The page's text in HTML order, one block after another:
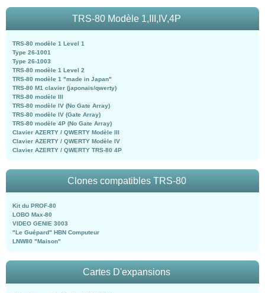
TRS-80 Modèle 1,III,IV,4P
TRS-80 modèle 1 Level 1
Type 26-1001
Type 26-1003
TRS-80 modèle 1 Level 2
TRS-80 modèle 1 "made in Japan"
TRS-80 M1 clavier (japonais/qwerty)
TRS-80 modèle III
TRS-80 modèle IV (No Gate Array)
TRS-80 modèle IV (Gate Array)
TRS-80 modèle 4P (No Gate Array)
Clavier AZERTY / QWERTY Modèle III
Clavier AZERTY / QWERTY Modèle IV
Clavier AZERTY / QWERTY TRS-80 4P
Clones compatibles TRS-80
Kit du PROF-80
LOBO Max-80
VIDEO GENIE 3003
"Le Guépard" HBN Computeur
LNW80 "Maison"
Cartes D'expansions